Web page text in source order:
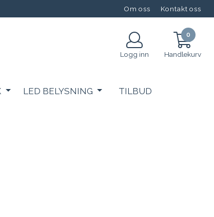
Om oss Kontakt oss
Logg inn
0
Handlekurv
LED BELYSNING TILBUD